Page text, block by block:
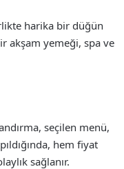
harika bir düğün
akşam yemeği, spa ve
seçilen menü,
hem fiyat
sağlanır.